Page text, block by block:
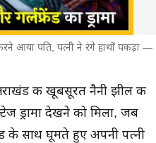
आया पति, पत्नी ने रंगे हाथों पकड़ा —
की खूबसूरत नैनी झील की
ड्रामा देखने को मिला, जब
के साथ घूमते हुए अपनी पत्नी